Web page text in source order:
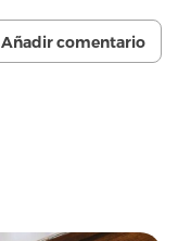
Añadir comentario